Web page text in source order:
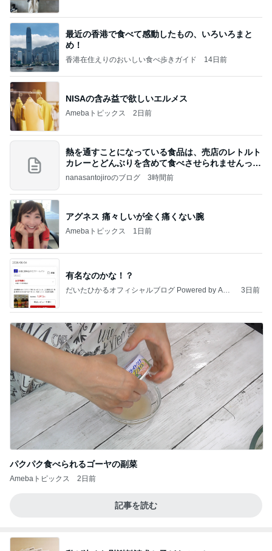
最近の香港で食べて感動したもの、いろいろまと
め！
香港在住えりのおいしい食べ歩きガイド 14日前
NISAの含み益で欲しいエルメス
Amebaトピックス 2日前
熱を通すことになっている食品は、売店のレトルト
カレーとどんぶりを含めて食べさせられませんっ
て、男
nanasantojiroのブログ 3時間前
アグネス 痛々しいが全く痛くない腕
Amebaトピックス 1日前
有名なのかな！？
だいたひかるオフィシャルブログ Powered by Ame
3日前
パクパク食べられるゴーヤの副菜
Amebaトピックス 2日前
記事を読む